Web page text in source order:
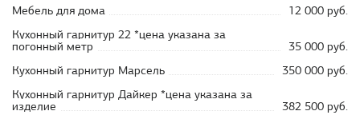
Мебель для дома
12 000 руб.
Кухонный гарнитур 22 *цена указана за
погонный метр
35 000 руб.
Кухонный гарнитур Марсель
350 000 руб.
Кухонный гарнитур Дайкер *цена указана за
изделие
382 500 руб.